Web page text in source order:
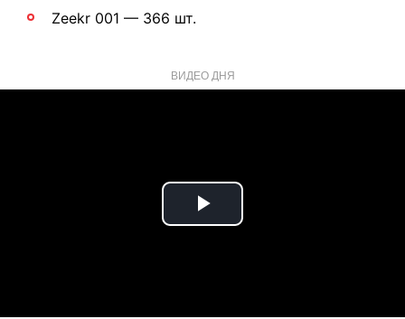
Zeekr 001 — 366 шт.
ВИДЕО ДНЯ
Play